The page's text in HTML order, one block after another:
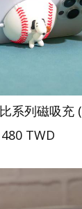
系列磁吸充
TWD